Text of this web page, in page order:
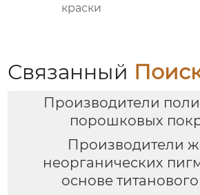
краски
Связанный
Производители
порошковых
Производители
неорганических
основе